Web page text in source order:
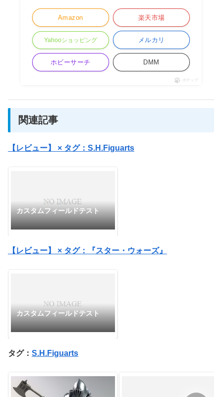
Amazon 楽天市場
Yahooショッピング メルカリ
ホビーサーチ DMM
ポチップ
関連記事
【レビュー】 × タグ：S.H.Figuarts
カスタムフィールドテスト
【レビュー】 × タグ：『スター・ウォーズ』
カスタムフィールドテスト
タグ： S.H.Figuarts